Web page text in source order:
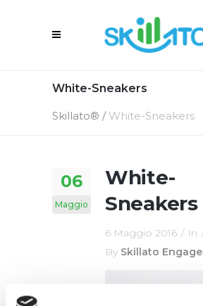
White-Sneakers
Skillato® / White-Sneakers
06
Maggio
White-
Sneakers
6 Maggio 2016
In
By Skillato Engage